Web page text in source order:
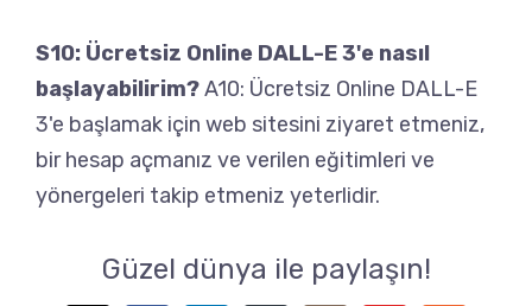
S10: Ücretsiz Online DALL-E 3'e nasıl
başlayabilirim?A10: Ücretsiz Online DALL-E
3'e başlamak için web sitesini ziyaret etmeniz,
bir hesap açmanız ve verilen eğitimleri ve
yönergeleri takip etmeniz yeterlidir.
Güzel dünya ile paylaşın!